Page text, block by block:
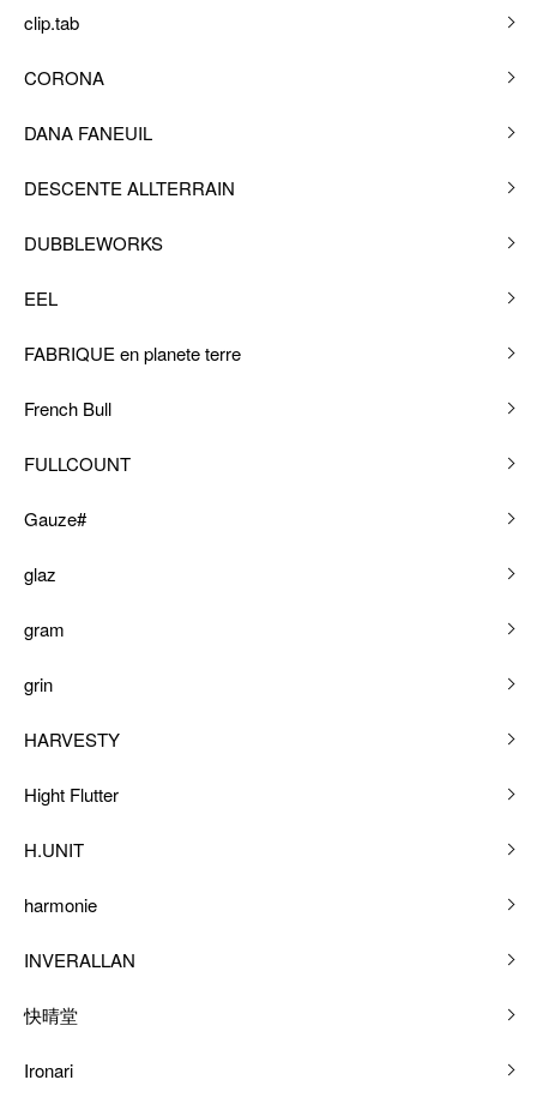
clip.tab
CORONA
DANA FANEUIL
DESCENTE ALLTERRAIN
DUBBLEWORKS
EEL
FABRIQUE en planete terre
French Bull
FULLCOUNT
Gauze#
glaz
gram
grin
HARVESTY
Hight Flutter
H.UNIT
harmonie
INVERALLAN
快晴堂
Ironari